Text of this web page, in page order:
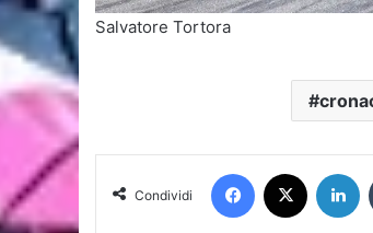
Salvatore Tortora
Condividi
Facebook